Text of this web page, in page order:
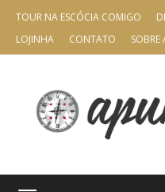
TOUR NA ESCÓCIA COMIGO
LOJINHA
CONTATO SOBRE